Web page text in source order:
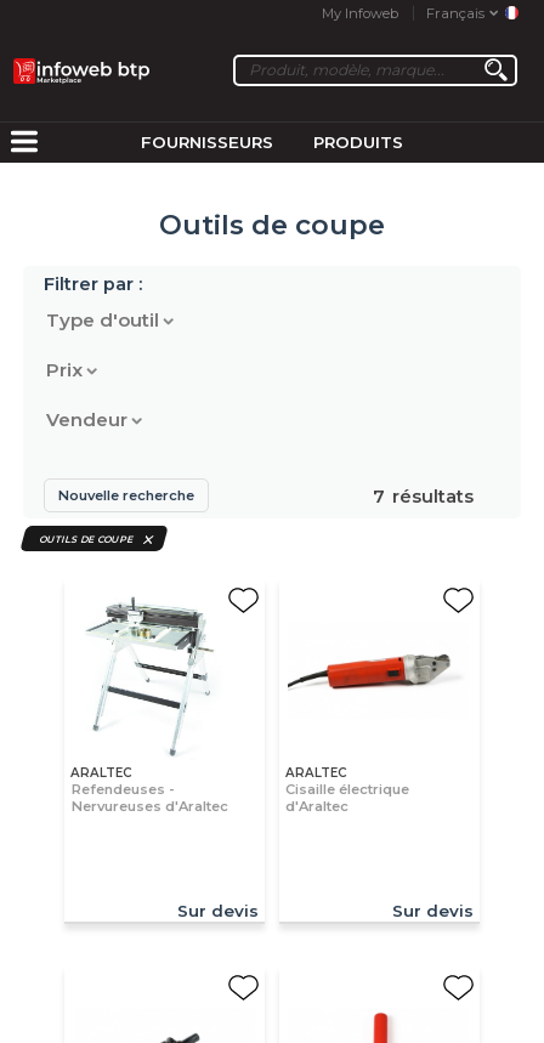
My Infoweb Français
FOURNISSEURS PRODUITS
Outils de coupe
Filtrer par :
Type d'outil
Prix
Vendeur
7 résultats
Nouvelle recherche
OUTILS DE COUPE
ARALTEC
Refendeuses -
Nervureuses d'Araltec
Sur devis
ARALTEC
Cisaille électrique
d'Araltec
Sur devis